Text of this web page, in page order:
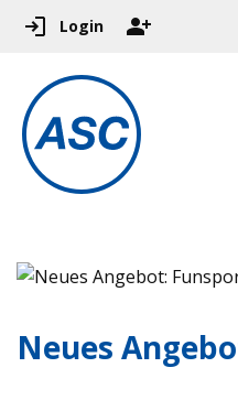
Login
Neues